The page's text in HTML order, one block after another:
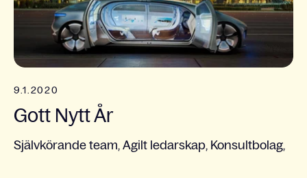
9.1.2020
Gott Nytt År
Självkörande team, Agilt ledarskap, Konsultbolag,